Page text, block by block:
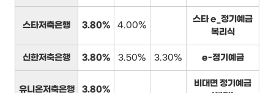
스타저축은행 3.80% 4.00%
스타 e_정기예금
복리식
신한저축은행 3.80% 3.50% 3.30% e-정기예금
유니온저축은행 3.80%
비대면 정기예금